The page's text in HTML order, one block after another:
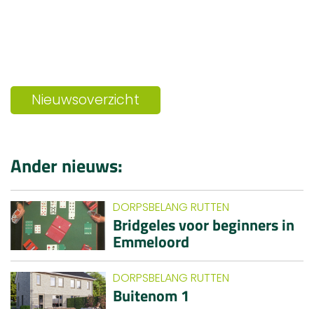
Nieuwsoverzicht
Ander nieuws:
DORPSBELANG RUTTEN
Bridgeles voor beginners in
Emmeloord
DORPSBELANG RUTTEN
Buitenom 1